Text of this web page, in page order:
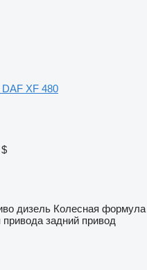
DAF XF 480
дизель Колесная формула
привода задний привод